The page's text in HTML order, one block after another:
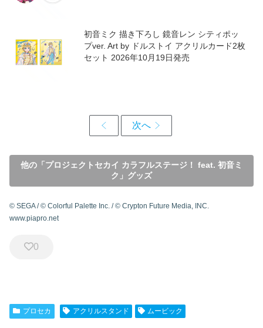
初音ミク 描き下ろし 鏡音レン シティポッ
プver. Art by ドルストイ アクリルカード2枚
セット 2026年10月19日発売
他の「プロジェクトセカイ カラフルステージ！ feat. 初音ミ
ク」グッズ
© SEGA / © Colorful Palette Inc. / © Crypton Future Media, INC.
www.piapro.net
0
プロセカ アクリルスタンド ムービック